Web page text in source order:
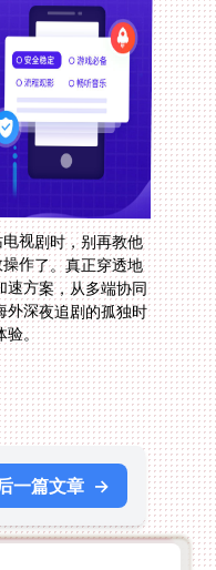
视剧时，别再教他
作了。真正穿透地
方案，从多端协同
深夜追剧的孤独时
验。
一篇文章 →